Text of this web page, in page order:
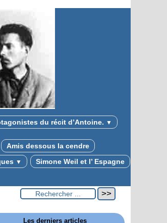
du récit d’Antoine. ▼
Amis dessous la cendre
▼
Simone Weil et l’ Espagne
Les derniers articles